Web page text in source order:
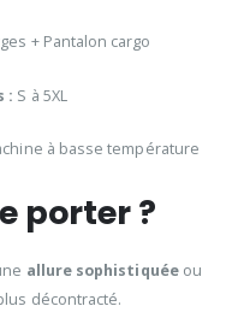
+ Pantalon cargo
: S à 5XL
à basse température
porter ?
allure sophistiquéeou
décontracté.